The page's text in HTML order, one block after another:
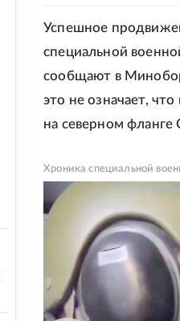
Успешное
специальной
сообщают в
это не означает,
на северном фланге
Хроника специальной